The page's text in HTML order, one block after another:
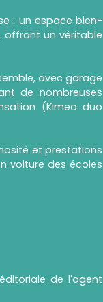
: un espace bien-
offrant un véritable
avec garage
de nombreuses
(Kimeo duo
et prestations
voiture des écoles
de l'agent